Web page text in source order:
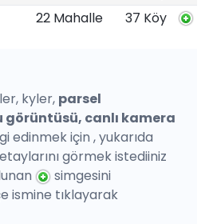
22 Mahalle 37 Köy
kyler, parsel
canlı kamera
edinmek için , yukarıda
görmek istediiniz
simgesini
ismine tıklayarak